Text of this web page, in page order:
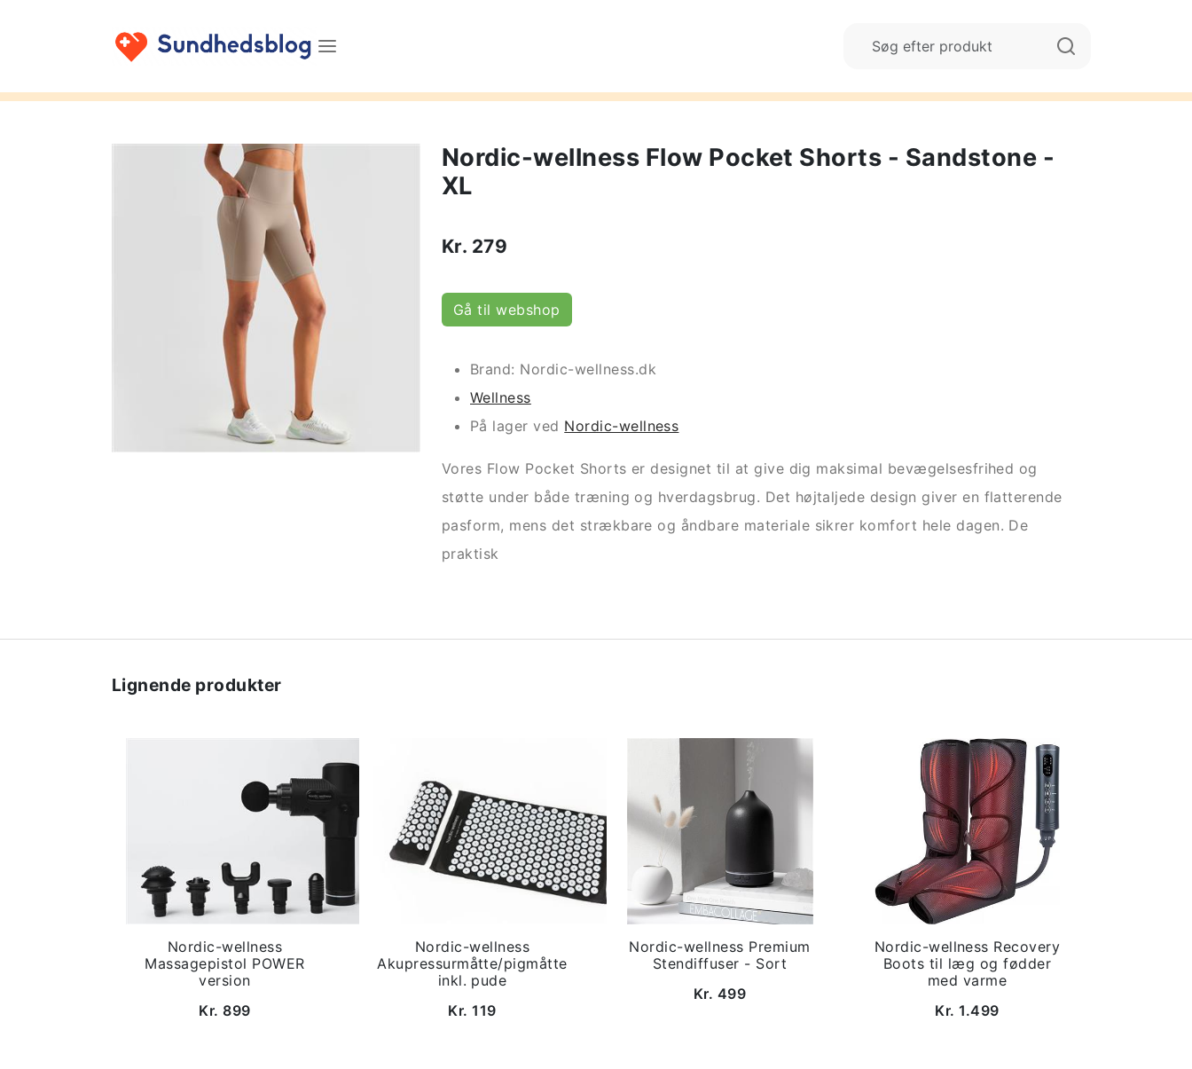
Nordic-wellness Flow Pocket Shorts - Sandstone -
XL
Kr. 279
Gå til webshop
Brand: Nordic-wellness.dk
Wellness
På lager ved Nordic-wellness
Vores Flow Pocket Shorts er designet til at give dig maksimal bevægelsesfrihed og
støtte under både træning og hverdagsbrug. Det højtaljede design giver en flatterende
pasform, mens det strækbare og åndbare materiale sikrer komfort hele dagen. De
praktisk
Lignende produkter
Nordic-wellness
Massagepistol POWER
version
Kr. 899
Nordic-wellness
Akupressurmåtte/pigmåtte
inkl. pude
Kr. 119
Nordic-wellness Premium
Stendiffuser - Sort
Kr. 499
Nordic-wellness Recovery
Boots til læg og fødder
med varme
Kr. 1.499